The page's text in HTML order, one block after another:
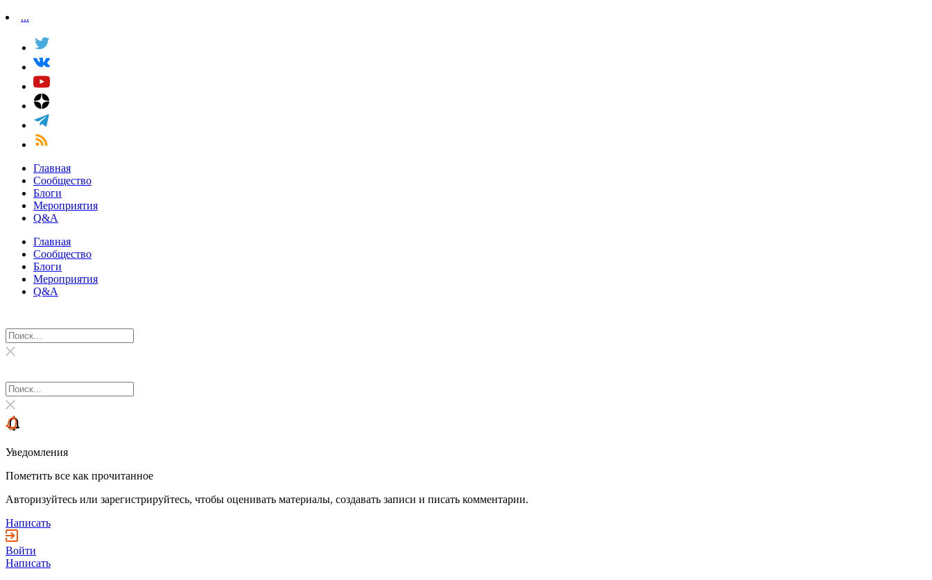
...
Главная
Сообщество
Блоги
Мероприятия
Q&A
Главная
Сообщество
Блоги
Мероприятия
Q&A
Уведомления
Пометить все как прочитанное
Авторизуйтесь или зарегистрируйтесь, чтобы оценивать материалы, создавать записи и писать комментарии.
Написать
Войти
Написать